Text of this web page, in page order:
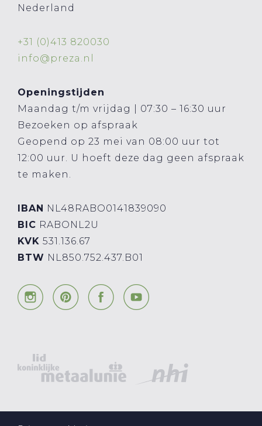
Nederland
+31 (0)413 820030
info@preza.nl
Openingstijden
Maandag t/m vrijdag | 07:30 – 16:30 uur
Bezoeken op afspraak
Geopend op 23 mei van 08:00 uur tot
12:00 uur. U hoeft deze dag geen afspraak
te maken.
IBAN NL48RABO0141839090
BIC RABONL2U
KVK 531.136.67
BTW NL850.752.437.B01